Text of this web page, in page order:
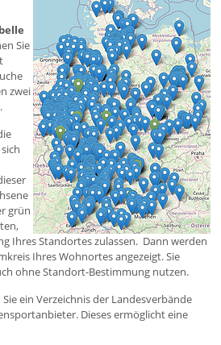
Sie
zwei
grün
Ihres Standortes zulassen. Dann werden
Ihres Wohnortes angezeigt. Sie
ohne Standort-Bestimmung nutzen.
ein Verzeichnis der Landesverbände
Dieses ermöglicht eine